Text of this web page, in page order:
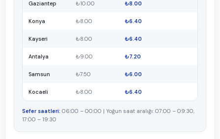
Gaziantep ₺10.00 ₺8.00
Konya ₺8.00 ₺6.40
Kayseri ₺8.00 ₺6.40
Antalya ₺9.00 ₺7.20
Samsun ₺7.50 ₺6.00
Kocaeli ₺8.00 ₺6.40
Sefer saatleri: 06:00 – 00:00 | Yoğun saat aralığı: 07:00 – 09:30,
17:00 – 19:30